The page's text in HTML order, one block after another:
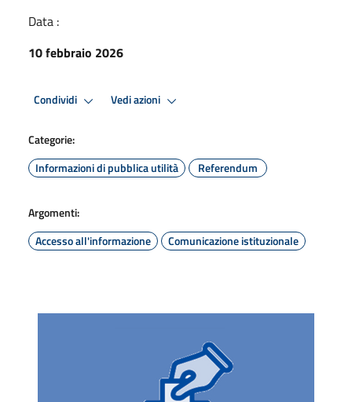
Data :
10 febbraio 2026
Condividi Vedi azioni
Categorie:
Informazioni di pubblica utilità
Referendum
Argomenti:
Accesso all'informazione
Comunicazione istituzionale